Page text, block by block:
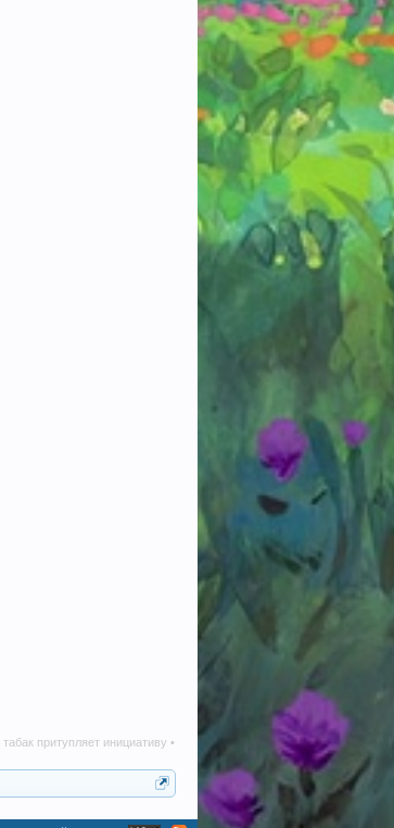
инициативу • алкоголь наносит вред в любом количестве •